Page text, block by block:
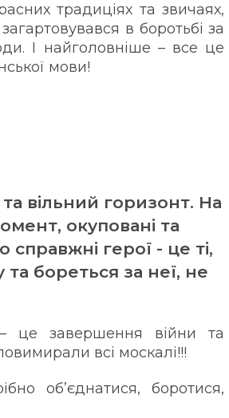
традиціях та звичаях,
в боротьбі за
І найголовніше – все це
мови!
вільний горизонт. На
окуповані та
справжні герої - це ті,
бореться за неї, не
це завершення війни та
всі москалі!!!
об’єднатися, боротися,